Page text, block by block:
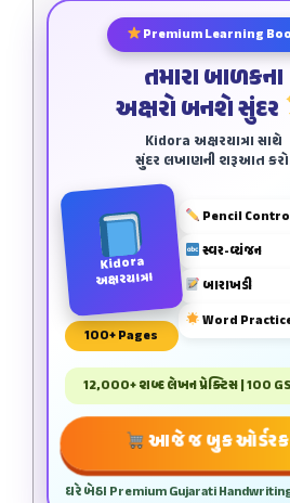
Premium Learning
તમારા બાળકના
અક્ષરો બનશે સુંદર
Kidora અક્ષરયાત્રા સાથે
સુંદર લખાણની શરૂઆત
Kidora
અક્ષરયાત્રા
100+ Pages
Pencil
સ્વર-વ્યંજન
બારાખડી
Word
12,000+ શબ્દ લેખન પ્રેક્ટિસ | 100
આજે જ બુક ઓર્ડર
ઘરે બેઠા Premium Gujarati